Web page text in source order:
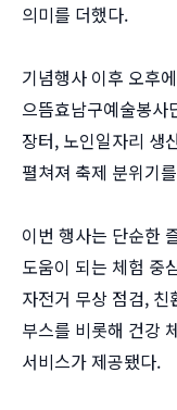
의미를 더했다.
기념행사 이후 오후
으뜸효남구예술봉사
장터, 노인일자리 생
펼쳐져 축제 분위기
이번 행사는 단순한
도움이 되는 체험 중
자전거 무상 점검, 친
부스를 비롯해 건강
서비스가 제공됐다.